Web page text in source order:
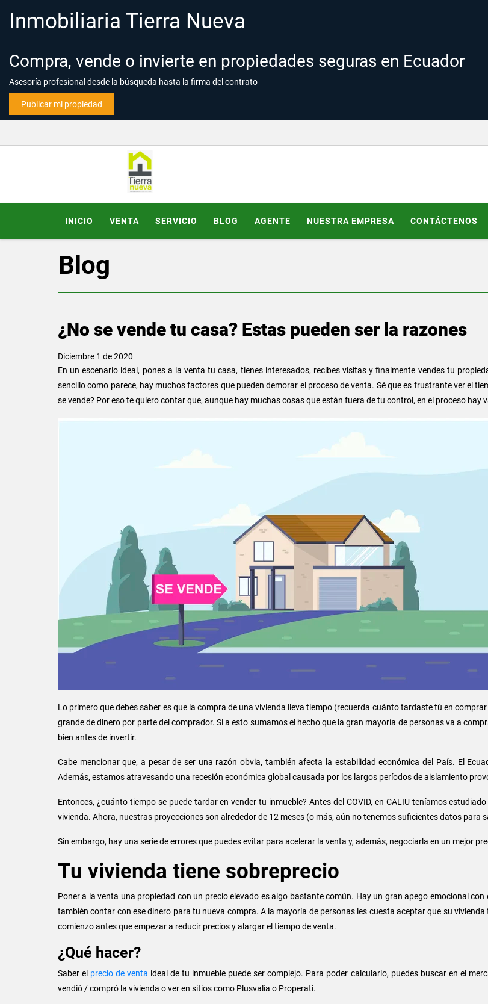
Inmobiliaria Tierra Nueva
Compra, vende o invierte en propiedades seguras en Ecuador
Asesoría profesional desde la búsqueda hasta la firma del contrato
Publicar mi propiedad
INICIO VENTA SERVICIO BLOG AGENTE NUESTRA EMPRESA CONTÁCTENOS
Blog
¿No se vende tu casa? Estas pueden ser la razones
Diciembre 1 de 2020
En un escenario ideal, pones a la venta tu casa, tienes interesados, recibes visitas y finalmente vendes tu
sencillo como parece, hay muchos factores que pueden demorar el proceso de venta. Sé que es frustrante ver el
se vende? Por eso te quiero contar que, aunque hay muchas cosas que están fuera de tu control, en el proceso hay
Lo primero que debes saber es que la compra de una vivienda lleva tiempo (recuerda cuánto tardaste tú en
grande de dinero por parte del comprador. Si a esto sumamos el hecho que la gran mayoría de personas va a
bien antes de invertir.
Cabe mencionar que, a pesar de ser una razón obvia, también afecta la estabilidad económica del País. El
Además, estamos atravesando una recesión económica global causada por los largos períodos de aislamiento
Entonces, ¿cuánto tiempo se puede tardar en vender tu inmueble? Antes del COVID, en CALIU teníamos
vivienda. Ahora, nuestras proyecciones son alrededor de 12 meses (o más, aún no tenemos suficientes datos para
Sin embargo, hay una serie de errores que puedes evitar para acelerar la venta y, además, negociarla en un mejor
Tu vivienda tiene sobreprecio
Poner a la venta una propiedad con un precio elevado es algo bastante común. Hay un gran apego emocional
también contar con ese dinero para tu nueva compra. A la mayoría de personas les cuesta aceptar que su
comienzo antes que empezar a reducir precios y alargar el tiempo de venta.
¿Qué hacer?
Saber el precio de venta ideal de tu inmueble puede ser complejo. Para poder calcularlo, puedes buscar en el
vendió / compró la vivienda o ver en sitios como Plusvalía o Properati.